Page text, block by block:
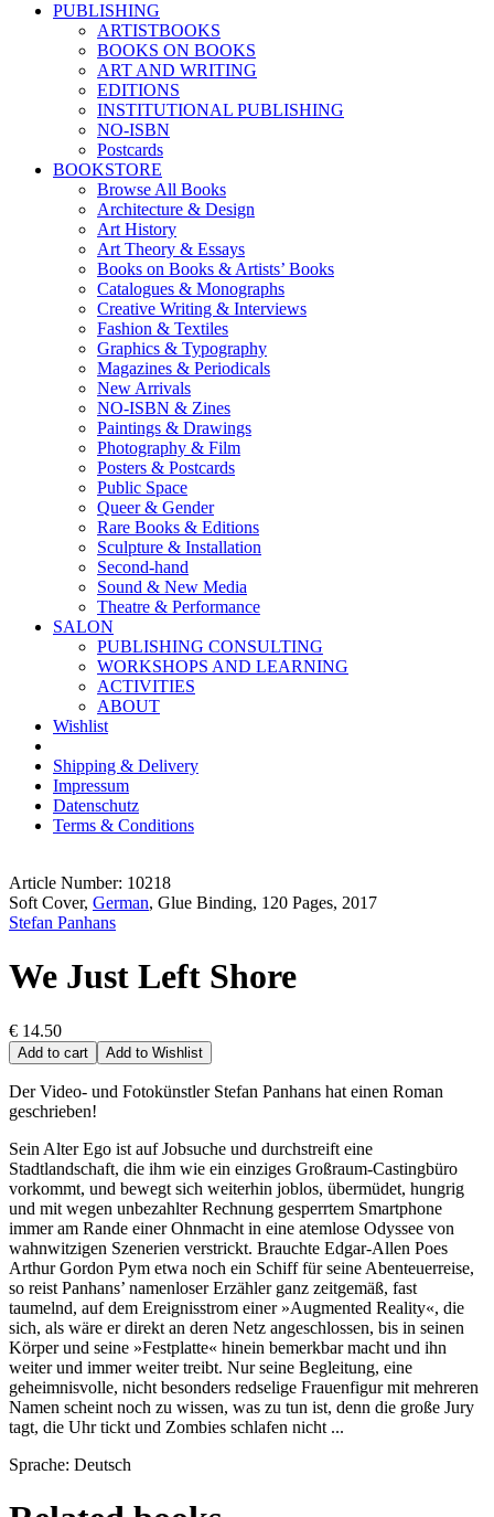
PUBLISHING
ARTISTBOOKS
BOOKS ON BOOKS
ART AND WRITING
EDITIONS
INSTITUTIONAL PUBLISHING
NO-ISBN
Postcards
BOOKSTORE
Browse All Books
Architecture & Design
Art History
Art Theory & Essays
Books on Books & Artists’ Books
Catalogues & Monographs
Creative Writing & Interviews
Fashion & Textiles
Graphics & Typography
Magazines & Periodicals
New Arrivals
NO-ISBN & Zines
Paintings & Drawings
Photography & Film
Posters & Postcards
Public Space
Queer & Gender
Rare Books & Editions
Sculpture & Installation
Second-hand
Sound & New Media
Theatre & Performance
SALON
PUBLISHING CONSULTING
WORKSHOPS AND LEARNING
ACTIVITIES
ABOUT
Wishlist
Shipping & Delivery
Impressum
Datenschutz
Terms & Conditions
Article Number: 10218
Soft Cover, German, Glue Binding, 120 Pages, 2017
Stefan Panhans
We Just Left Shore
€ 14.50
Add to cart Add to Wishlist
Der Video- und Fotokünstler Stefan Panhans hat einen Roman
geschrieben!
Sein Alter Ego ist auf Jobsuche und durchstreift eine
Stadtlandschaft, die ihm wie ein einziges Großraum-Castingbüro
vorkommt, und bewegt sich weiterhin joblos, übermüdet, hungrig
und mit wegen unbezahlter Rechnung gesperrtem Smartphone
immer am Rande einer Ohnmacht in eine atemlose Odyssee von
wahnwitzigen Szenerien verstrickt. Brauchte Edgar-Allen Poes
Arthur Gordon Pym etwa noch ein Schiff für seine Abenteuerreise,
so reist Panhans’ namenloser Erzähler ganz zeitgemäß, fast
taumelnd, auf dem Ereignisstrom einer »Augmented Reality«, die
sich, als wäre er direkt an deren Netz angeschlossen, bis in seinen
Körper und seine »Festplatte« hinein bemerkbar macht und ihn
weiter und immer weiter treibt. Nur seine Begleitung, eine
geheimnisvolle, nicht besonders redselige Frauenfigur mit mehreren
Namen scheint noch zu wissen, was zu tun ist, denn die große Jury
tagt, die Uhr tickt und Zombies schlafen nicht ...
Sprache: Deutsch